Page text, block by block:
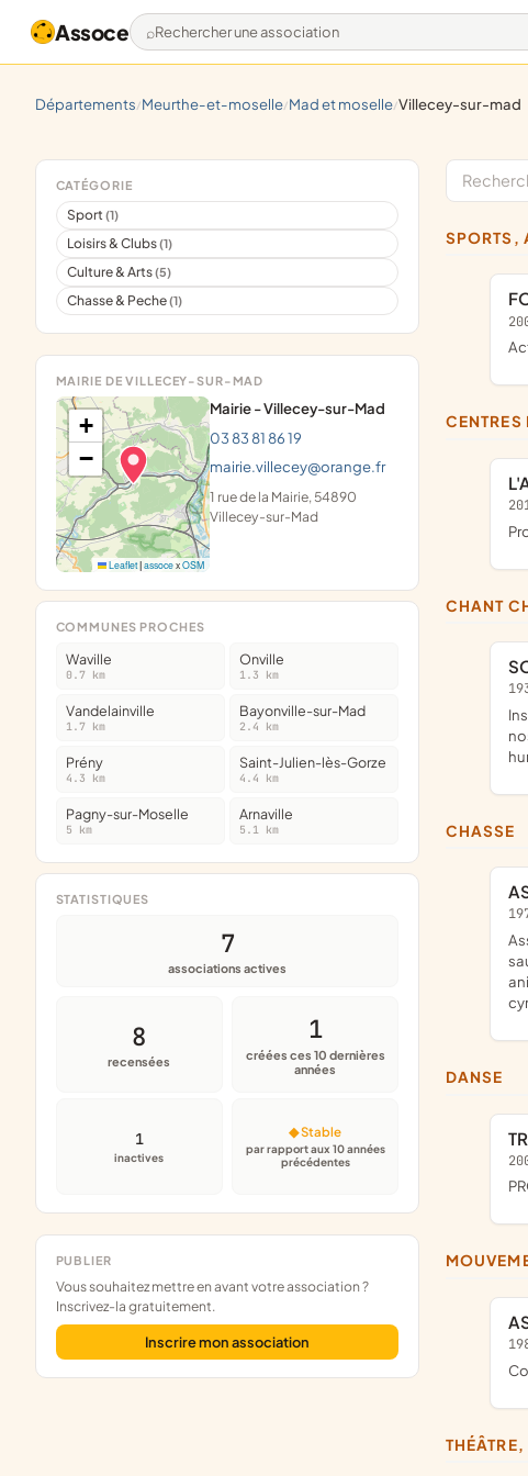
Assoce Rechercher une association
départements/ meurthe-et-moselle/ mad et moselle/ villecey-sur-mad
CATÉGORIE
Sport(1)
Loisirs & Clubs(1)
Culture & Arts(5)
Chasse & Peche(1)
STATISTIQUES
7
associations actives
8
recensées
1
créées ces 10 dernières
années
1
inactives
◆ Stable
par rapport aux 10 années
précédentes
PUBLIER
Vous souhaitez mettre en avant votre association ?
Inscrivez-la gratuitement.
Inscrire mon association
CHANT
inspirer dans l'âme du peuple, l'amour de l'art musical et lyrique et son étude, afin de faire connaître et apprécier les belles oeuvres de
CHASSE
assurer une bonne organisation technique de la chasse, de favoriser sur son territoire le développement du gibier et de la faune
DANSE
MAIRIE DE VILLECEY-SUR-MAD
+
−
Leaflet|assocexOSM
Mairie - Villecey-sur-Mad
03 83 81 86 19
mairie.villecey@orange.fr
1 rue de la Mairie, 54890
Villecey-sur-Mad
COMMUNES PROCHES
Waville
0.7 km
Onville
1.3 km
Vandelainville
1.7 km
Bayonville-sur-Mad
2.4 km
Prény
4.3 km
Saint-Julien-lès-Gorze
4.4 km
Pagny-sur-Moselle
5 km
Arnaville
5.1 km